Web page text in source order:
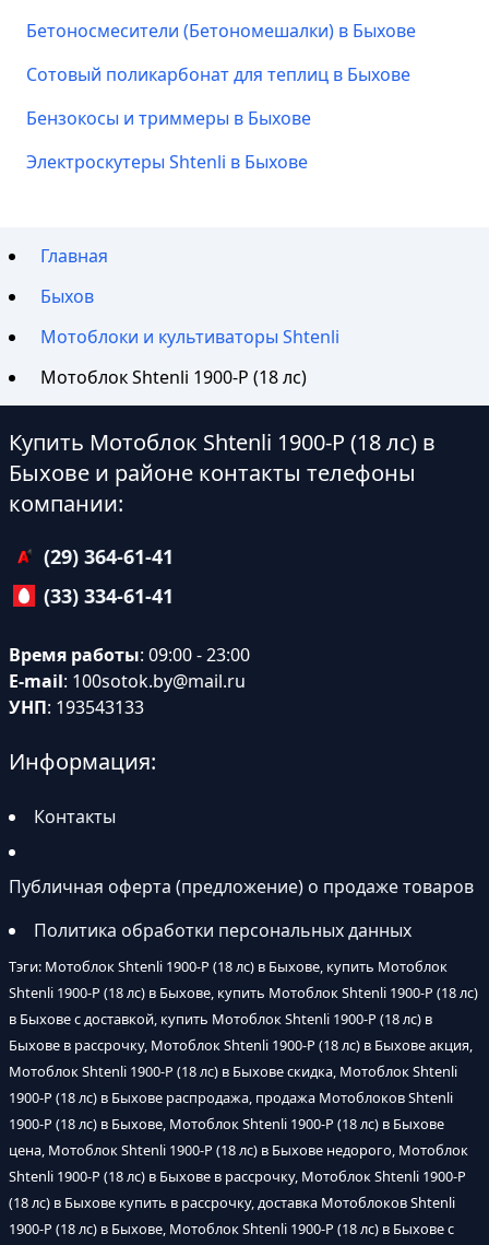
Бетоносмесители (Бетономешалки) в Быхове
Сотовый поликарбонат для теплиц в Быхове
Бензокосы и триммеры в Быхове
Электроскутеры Shtenli в Быхове
Главная
Быхов
Мотоблоки и культиваторы Shtenli
Мотоблок Shtenli 1900-P (18 лс)
Купить Мотоблок Shtenli 1900-P (18 лс) в
Быхове и районе контакты телефоны
компании:
(29) 364-61-41
(33) 334-61-41
Время работы: 09:00 - 23:00
E-mail: 100sotok.by@mail.ru
УНП: 193543133
Информация:
Контакты
Публичная оферта (предложение) о продаже товаров
Политика обработки персональных данных
Тэги: Мотоблок Shtenli 1900-P (18 лс) в Быхове, купить Мотоблок
Shtenli 1900-P (18 лс) в Быхове, купить Мотоблок Shtenli 1900-P (18 лс)
в Быхове с доставкой, купить Мотоблок Shtenli 1900-P (18 лс) в
Быхове в рассрочку, Мотоблок Shtenli 1900-P (18 лс) в Быхове акция,
Мотоблок Shtenli 1900-P (18 лс) в Быхове скидка, Мотоблок Shtenli
1900-P (18 лс) в Быхове распродажа, продажа Мотоблоков Shtenli
1900-P (18 лс) в Быхове, Мотоблок Shtenli 1900-P (18 лс) в Быхове
цена, Мотоблок Shtenli 1900-P (18 лс) в Быхове недорого, Мотоблок
Shtenli 1900-P (18 лс) в Быхове в рассрочку, Мотоблок Shtenli 1900-P
(18 лс) в Быхове купить в рассрочку, доставка Мотоблоков Shtenli
1900-P (18 лс) в Быхове, Мотоблок Shtenli 1900-P (18 лс) в Быхове с